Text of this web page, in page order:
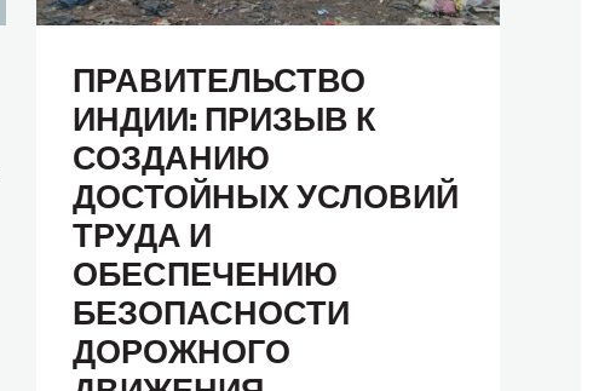
ПРАВИТЕЛЬСТВО
ИНДИИ: ПРИЗЫВ К
СОЗДАНИЮ
ДОСТОЙНЫХ УСЛОВИЙ
ТРУДА И
ОБЕСПЕЧЕНИЮ
БЕЗОПАСНОСТИ
ДОРОЖНОГО